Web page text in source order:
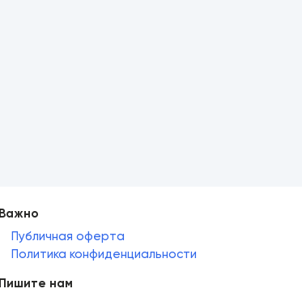
Важно
Публичная оферта
Политика конфиденциальности
Пишите нам